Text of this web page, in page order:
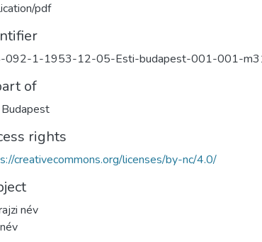
pdf
092-1-1953-12-05-Esti-budapest-001-001-
of
rights
creativecommons.org/licenses/by-nc/4.0/
név